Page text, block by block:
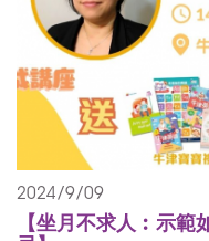
2024/9/09
【坐月不求人︰示範